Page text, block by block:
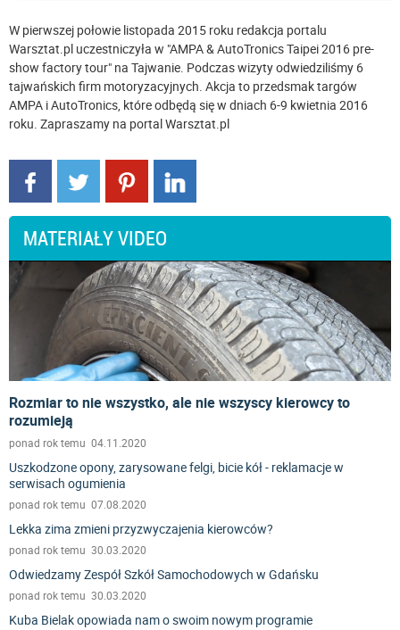
W pierwszej połowie listopada 2015 roku redakcja portalu
Warsztat.pl uczestniczyła w "AMPA & AutoTronics Taipei 2016 pre-
show factory tour" na Tajwanie. Podczas wizyty odwiedziliśmy 6
tajwańskich firm motoryzacyjnych. Akcja to przedsmak targów
AMPA i AutoTronics, które odbędą się w dniach 6-9 kwietnia 2016
roku. Zapraszamy na portal Warsztat.pl
MATERIAŁY VIDEO
Rozmiar to nie wszystko, ale nie wszyscy kierowcy to
rozumieją
ponad rok temu 04.11.2020
Uszkodzone opony, zarysowane felgi, bicie kół - reklamacje w
serwisach ogumienia
ponad rok temu 07.08.2020
Lekka zima zmieni przyzwyczajenia kierowców?
ponad rok temu 30.03.2020
Odwiedzamy Zespół Szkół Samochodowych w Gdańsku
ponad rok temu 30.03.2020
Kuba Bielak opowiada nam o swoim nowym programie